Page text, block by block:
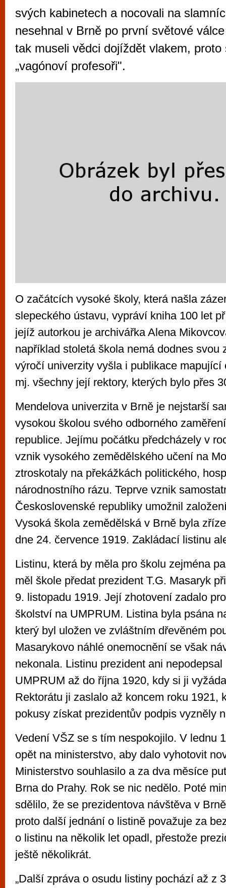
svých kabinetech a nocovali na
nesehnal v Brně po první světové
tak museli vědci dojíždět vlakem, proto
„vagónoví profesoři".
O začátcích vysoké školy, která našla
slepeckého ústavu, vypráví kniha 100 let
jejíž autorkou je archivářka Alena
například stoletá škola nemá dodnes svou
výročí univerzity vyšla i publikace mapující
mj. všechny její rektory, kterých bylo přes
Mendelova univerzita v Brně je nejstarší
vysokou školou svého odborného
republice. Jejímu počátku předcházely v
vznik vysokého zemědělského učení na
ztroskotaly na překážkách politického,
národnostního rázu. Teprve vznik
Československé republiky umožnil
Vysoká škola zemědělská v Brně byla
dne 24. července 1919. Zakládací listinu
Listinu, která by měla pro školu zejména
měl škole předat prezident T.G. Masaryk
9. listopadu 1919. Její zhotovení zadalo
školství na UMPRUM. Listina byla psána
který byl uložen ve zvláštním dřevěném
Masarykovo náhlé onemocnění se však
nekonala. Listinu prezident ani
UMPRUM až do října 1920, kdy si ji
Rektorátu ji zaslalo až koncem roku 1921,
pokusy získat prezidentův podpis vyzněly
Vedení VŠZ se s tím nespokojilo. V lednu
opět na ministerstvo, aby dalo vyhotovit
Ministerstvo souhlasilo a za dva měsíce
Brna do Prahy. Rok se nic nedělo. Poté
sdělilo, že se prezidentova návštěva v
proto další jednání o listině považuje za
o listinu na několik let opadl, přestože
ještě několikrát.
„Další zpráva o osudu listiny pochází až z
vyzkoušet různé kasinové hry. V
metropoli naleznete širokou nabídku her
po moderní automaty jak pro pravidelné
příležitostné hráče. V...